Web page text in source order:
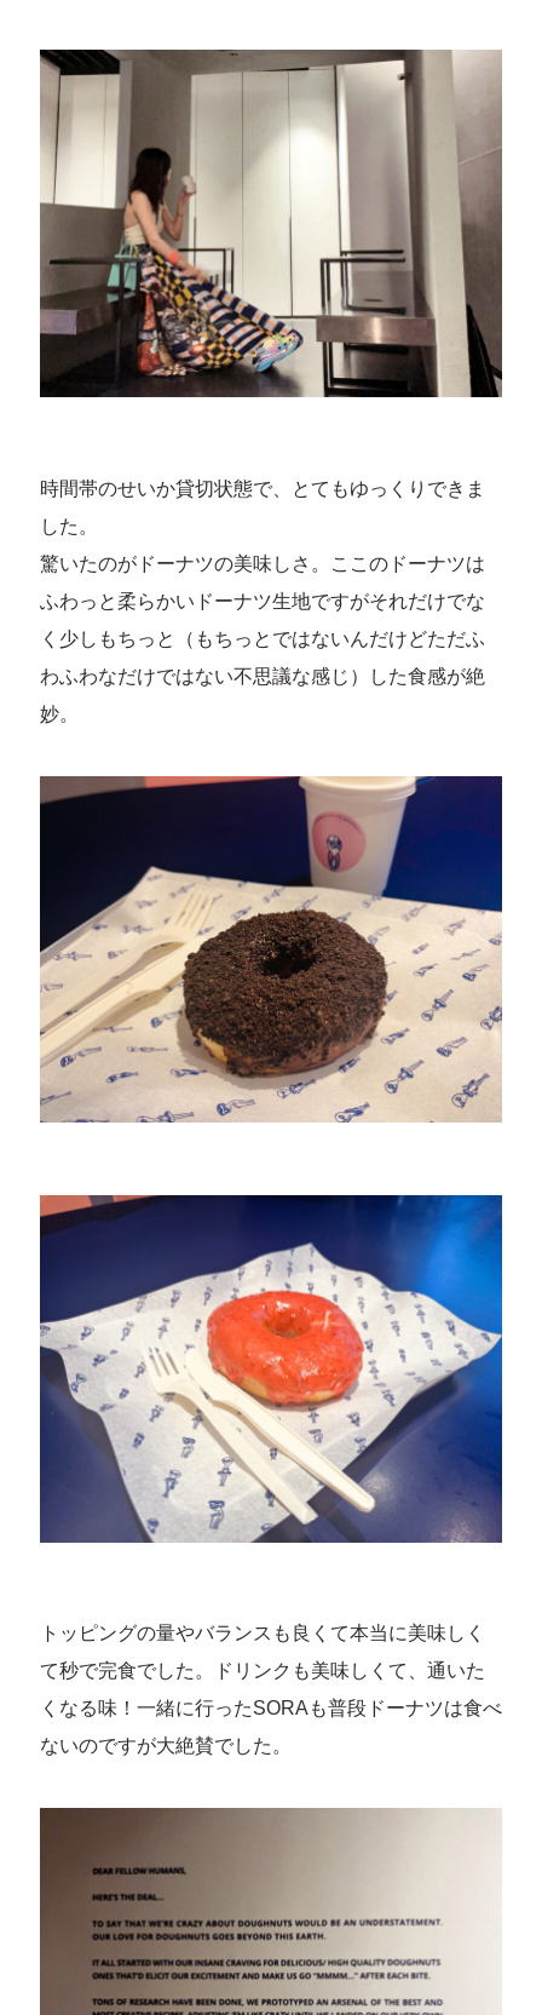
時間帯のせいか貸切状態で、とてもゆっくりできま
した。
驚いたのがドーナツの美味しさ。ここのドーナツは
ふわっと柔らかいドーナツ生地ですがそれだけでな
く少しもちっと（もちっとではないんだけどただふ
わふわなだけではない不思議な感じ）した食感が絶
妙。
トッピングの量やバランスも良くて本当に美味しく
て秒で完食でした。ドリンクも美味しくて、通いた
くなる味！一緒に行ったSORAも普段ドーナツは食べ
ないのですが大絶賛でした。